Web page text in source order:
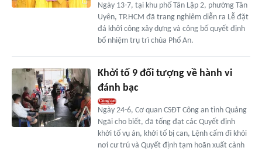
Ngày 13-7, tại khu phố Tân Lập 2, phường Tân
Uyên, TP.HCM đã trang nghiêm diễn ra Lễ đặt
đá khởi công xây dựng và công bố quyết định
bổ nhiệm trụ trì chùa Phổ An.
Khởi tố 9 đối tượng về hành vi
đánh bạc
Ngày 24-6, Cơ quan CSĐT Công an tỉnh Quảng
Ngãi cho biết, đã tống đạt các Quyết định
khởi tố vụ án, khởi tố bị can, Lệnh cấm đi khỏi
nơi cư trú và Quyết định tạm hoãn xuất cảnh